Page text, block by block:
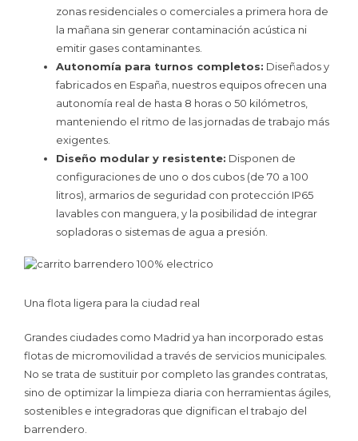
zonas residenciales o comerciales a primera hora de
la mañana sin generar contaminación acústica ni
emitir gases contaminantes.
Autonomía para turnos completos: Diseñados y
fabricados en España, nuestros equipos ofrecen una
autonomía real de hasta 8 horas o 50 kilómetros,
manteniendo el ritmo de las jornadas de trabajo más
exigentes.
Diseño modular y resistente: Disponen de
configuraciones de uno o dos cubos (de 70 a 100
litros), armarios de seguridad con protección IP65
lavables con manguera, y la posibilidad de integrar
sopladoras o sistemas de agua a presión.
Una flota ligera para la ciudad real
Grandes ciudades como Madrid ya han incorporado estas
flotas de micromovilidad a través de servicios municipales.
No se trata de sustituir por completo las grandes contratas,
sino de optimizar la limpieza diaria con herramientas ágiles,
sostenibles e integradoras que dignifican el trabajo del
barrendero.